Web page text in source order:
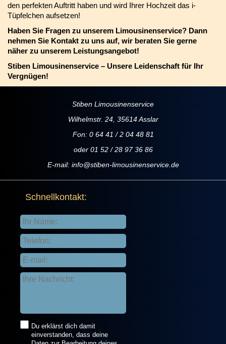
den perfekten Auftritt haben und wird Ihrer Hochzeit das i-
Tüpfelchen aufsetzen!
Haben Sie Fragen zu unserem Limousinenservice? Dann
nehmen Sie Kontakt zu uns auf, wir beraten Sie gerne
näher zu unserem Leistungsangebot!
Stiben Limousinenservice – Unsere Leidenschaft für Ihr
Vergnügen!
Stiben Limousinenservice
Wilhelmstr. 24, 35614 Asslar
Fon: 0 64 41 / 2 04 48 81
oder 01 52 / 28 97 36 86
E-mail: info@stiben-limousinenservice.de
Schnellkontakt:
Du erklärst dich damit
einverstanden, dass deine